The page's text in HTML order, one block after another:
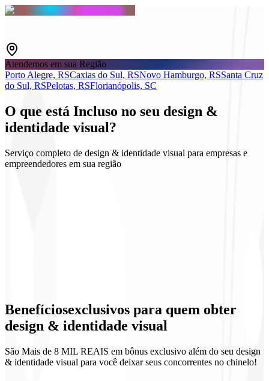
Atendemos em sua Região
Porto Alegre, RSCaxias do Sul, RSNovo Hamburgo, RSSanta Cruz
do Sul, RSPelotas, RSFlorianópolis, SC
O que está Incluso no seu design &
identidade visual?
Serviço completo de design & identidade visual para empresas e
empreendedores em sua região
Materiais comerciais
Benefíciosexclusivos para quem obter
design & identidade visual
São Mais de 8 MIL REAIS em bônus exclusivo além do seu design
& identidade visual para você deixar seus concorrentes no chinelo!